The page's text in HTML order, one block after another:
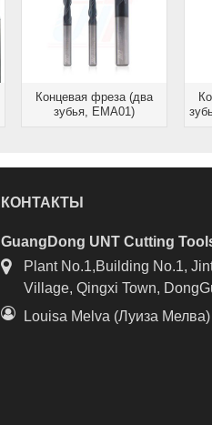
Концевая фреза (два
зубья, EMA01)
КОНТАКТЫ
GuangDong UNT Cutting
Plant No.1,Building No.1,
Village, Qingxi Town,
Louisa Melva (Луиза Мелва)